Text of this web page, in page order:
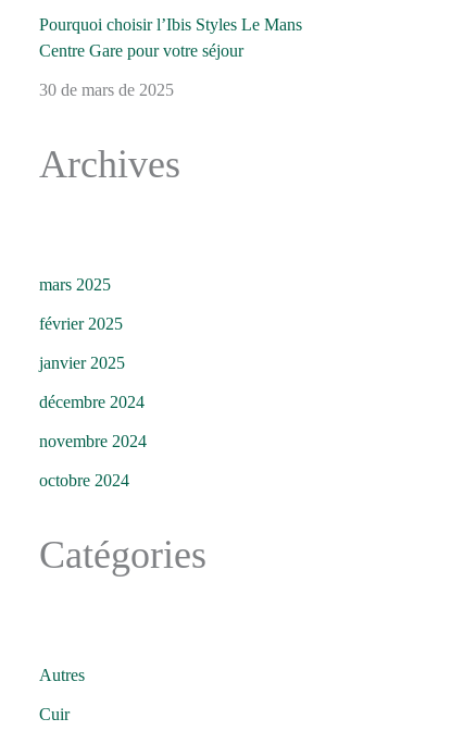
Pourquoi choisir l’Ibis Styles Le Mans
Centre Gare pour votre séjour
30 de mars de 2025
Archives
mars 2025
février 2025
janvier 2025
décembre 2024
novembre 2024
octobre 2024
Catégories
Autres
Cuir